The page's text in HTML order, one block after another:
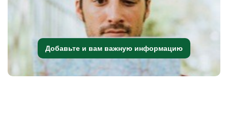
Добавьте и вам важную информацию